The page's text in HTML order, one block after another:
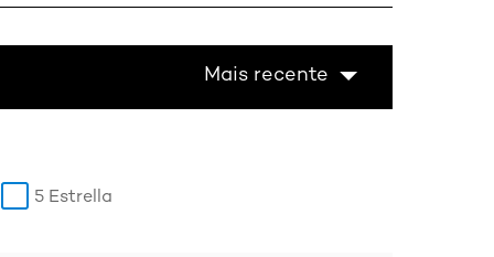
Mais recente
5 Estrella